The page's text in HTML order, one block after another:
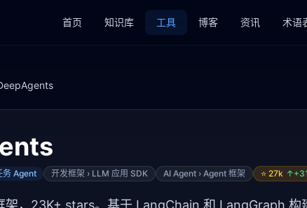
首页 知识库 工具 博客 资讯 术语
务 Agent 开发框架 › LLM 应用 SDK AI Agent › Agent 框架 ⭐ 27k ↑+
，23K+ stars。基于 LangChain 和 LangGraph 构